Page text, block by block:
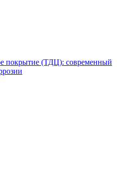
покрытие (ТДЦ): современный